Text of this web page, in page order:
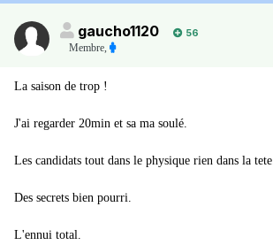
gaucho1120
56
Membre
La saison de trop !
J'ai regarder 20min et sa ma soulé.
Les candidats tout dans le physique rien dans la tete.
Des secrets bien pourri.
L'ennui total.